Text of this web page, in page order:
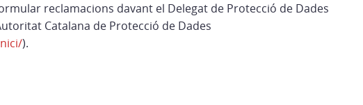
reclamacions davant el Delegat de Protecció de Dades
Catalana de Protecció de Dades
).